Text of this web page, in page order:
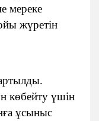
мереке
жүретін
көбейту үшін
ұсыныс